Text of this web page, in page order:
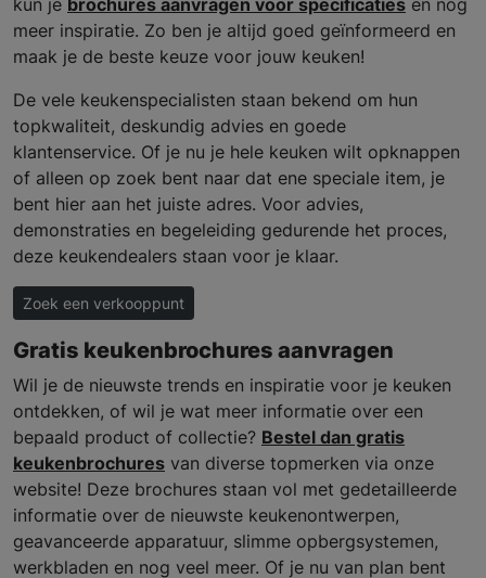
kun je brochures aanvragen voor specificaties en nog
meer inspiratie. Zo ben je altijd goed geïnformeerd en
maak je de beste keuze voor jouw keuken!
De vele keukenspecialisten staan bekend om hun
topkwaliteit, deskundig advies en goede
klantenservice. Of je nu je hele keuken wilt opknappen
of alleen op zoek bent naar dat ene speciale item, je
bent hier aan het juiste adres. Voor advies,
demonstraties en begeleiding gedurende het proces,
deze keukendealers staan voor je klaar.
Zoek een verkooppunt
Gratis keukenbrochures aanvragen
Wil je de nieuwste trends en inspiratie voor je keuken
ontdekken, of wil je wat meer informatie over een
bepaald product of collectie? Bestel dan gratis
keukenbrochures van diverse topmerken via onze
website! Deze brochures staan vol met gedetailleerde
informatie over de nieuwste keukenontwerpen,
geavanceerde apparatuur, slimme opbergsystemen,
werkbladen en nog veel meer. Of je nu van plan bent